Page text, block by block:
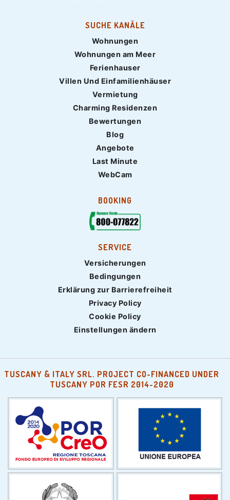
SUCHE KANÄLE
Wohnungen
Wohnungen am Meer
Ferienhauser
Villen Und Einfamilienhäuser
Vermietung
Charming Residenzen
Bewertungen
Blog
Angebote
Last Minute
WebCam
BOOKING
SERVICE
Versicherungen
Bedingungen
Erklärung zur Barrierefreiheit
Privacy Policy
Cookie Policy
Einstellungen ändern
TUSCANY & ITALY SRL. PROJECT CO-FINANCED UNDER
TUSCANY POR FESR 2014-2020